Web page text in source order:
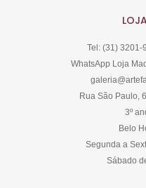
Tel: (31) 3201-
WhatsApp Loja
Rua São Paulo,
3º
Belo
Segunda a
Sábado